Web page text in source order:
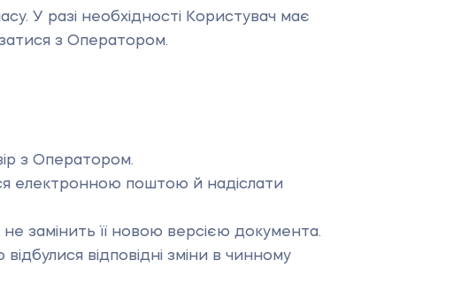
У разі необхідності Користувач має
з Оператором.
з Оператором.
електронною поштою й надіслати
замінить її новою версією документа.
відповідні зміни в чинному